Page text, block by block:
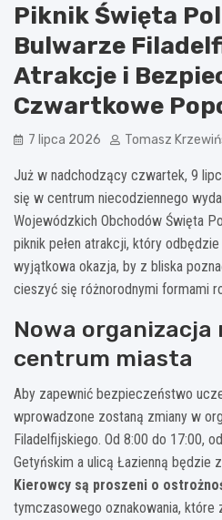
Piknik Święta
Bulwarze
Atrakcje i
Czwartkowe
7 lipca 2026 Tomasz
Już w nadchodzący czwartek, 9
się w centrum niecodziennego
Wojewódzkich Obchodów Święta
piknik pełen atrakcji, który
wyjątkowa okazja, by z bliska
cieszyć się różnorodnymi formami
Nowa organizacja
centrum miasta
Aby zapewnić bezpieczeństwo
wprowadzone zostaną zmiany w
Filadelfijskiego. Od 8:00 do 17:00,
Getyńskim a ulicą Łazienną będzie
Kierowcy są proszeni o
tymczasowego oznakowania, które